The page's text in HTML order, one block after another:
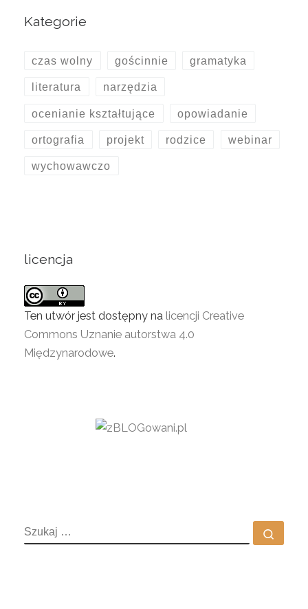
Kategorie
czas wolny gościnnie gramatyka
literatura narzędzia
ocenianie kształtujące opowiadanie
ortografia projekt rodzice webinar
wychowawczo
licencja
Ten utwór jest dostępny na licencji Creative
Commons Uznanie autorstwa 4.0
Międzynarodowe.
SZUKAJ